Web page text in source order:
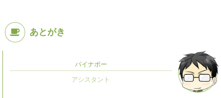
あとがき
パイナポー